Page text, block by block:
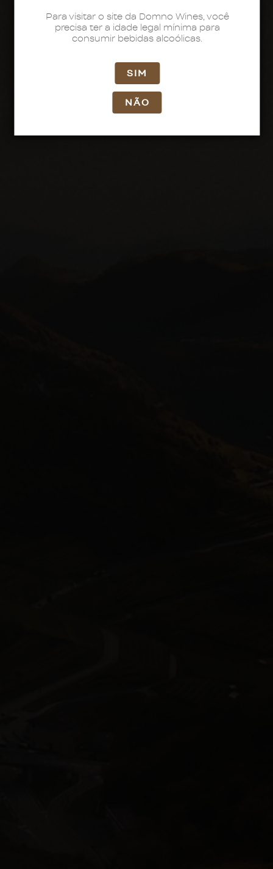
Para visitar o site da Domno Wines, você
precisa ter a idade legal mínima para
consumir bebidas alcoólicas.
SIM
NÃO